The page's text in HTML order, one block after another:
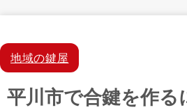
地域の鍵屋
平川市で合鍵を作る